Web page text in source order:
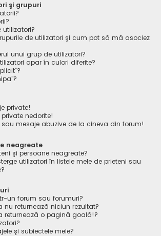
şi grupuri
utilizatori?
de utilizatori şi cum pot să mă asociez
unui grup de utilizatori?
apar în culori diferite?
private!
nedorite!
mesaje abuzive de la cineva din forum!
neagreate
şi persoane neagreate?
utilizatori în listele mele de prieteni sau
un forum sau forumuri?
nu returnează niciun rezultat?
returnează o pagină goală!?
şi subiectele mele?